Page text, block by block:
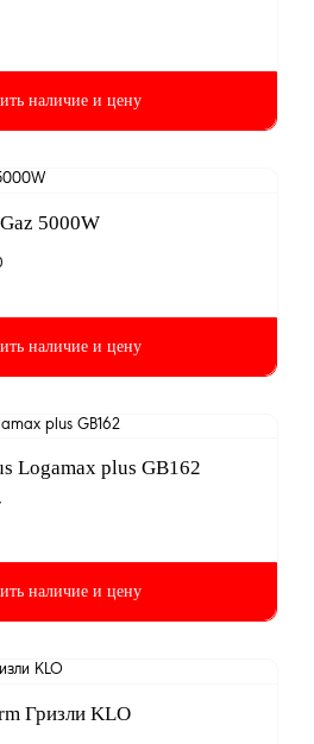
наличие и цену
5000W
наличие и цену
Logamax plus GB162
наличие и цену
Гризли KLO